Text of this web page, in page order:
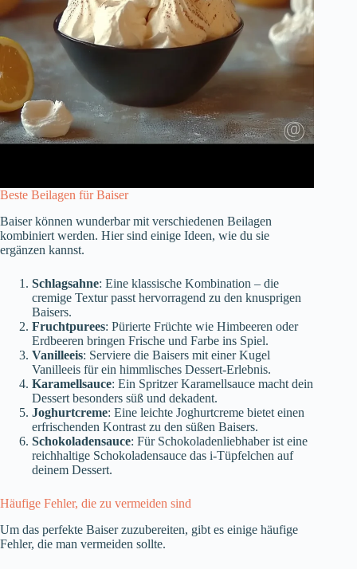
Beste Beilagen für Baiser
Baiser können wunderbar mit verschiedenen Beilagen
kombiniert werden. Hier sind einige Ideen, wie du sie
ergänzen kannst.
Schlagsahne: Eine klassische Kombination – die
cremige Textur passt hervorragend zu den knusprigen
Baisers.
Fruchtpurees: Pürierte Früchte wie Himbeeren oder
Erdbeeren bringen Frische und Farbe ins Spiel.
Vanilleeis: Serviere die Baisers mit einer Kugel
Vanilleeis für ein himmlisches Dessert-Erlebnis.
Karamellsauce: Ein Spritzer Karamellsauce macht dein
Dessert besonders süß und dekadent.
Joghurtcreme: Eine leichte Joghurtcreme bietet einen
erfrischenden Kontrast zu den süßen Baisers.
Schokoladensauce: Für Schokoladenliebhaber ist eine
reichhaltige Schokoladensauce das i-Tüpfelchen auf
deinem Dessert.
Häufige Fehler, die zu vermeiden sind
Um das perfekte Baiser zuzubereiten, gibt es einige häufige
Fehler, die man vermeiden sollte.